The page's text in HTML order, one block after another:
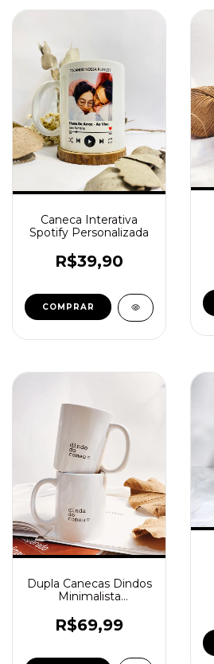
Caneca Interativa
Spotify Personalizada
R$39,90
COMPRAR
Dupla Canecas Dindos
Minimalista
Individual)
R$69,99